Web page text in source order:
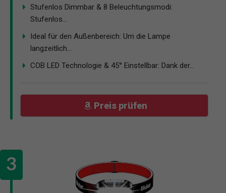
Stufenlos Dimmbar & 8 Beleuchtungsmodi:
Stufenlos...
Ideal für den Außenbereich: Um die Lampe
langzeitlich...
COB LED Technologie & 45° Einstellbar: Dank der...
Preis prüfen